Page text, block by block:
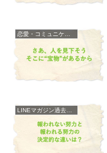
恋愛・コミュニケーション
LINEマガジン過去配信